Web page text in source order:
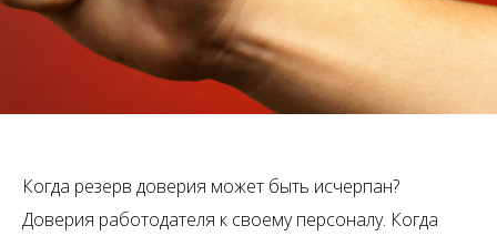
Когда резерв доверия может быть исчерпан?
Доверия работодателя к своему персоналу. Когда